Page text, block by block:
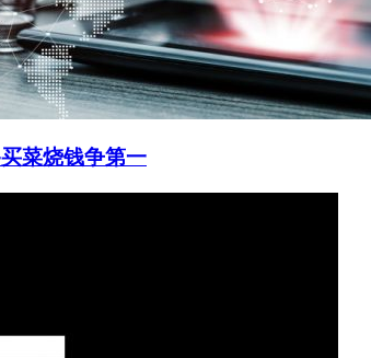
菜烧钱争第一